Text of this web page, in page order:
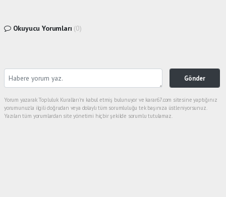
Okuyucu Yorumları (0)
Gönder
Yorum yazarak Topluluk Kuralları’nı kabul etmiş bulunuyor ve karar67.com sitesine yaptığınız
yorumunuzla ilgili doğrudan veya dolaylı tüm sorumluluğu tek başınıza üstleniyorsunuz.
Yazılan tüm yorumlardan site yönetimi hiçbir şekilde sorumlu tutulamaz.